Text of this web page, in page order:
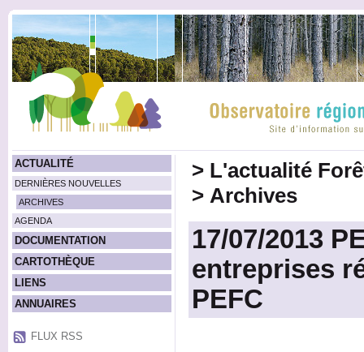
ACTUALITÉ
DERNIÈRES NOUVELLES
ARCHIVES
AGENDA
DOCUMENTATION
CARTOTHÈQUE
LIENS
ANNUAIRES
FLUX RSS
> L'actualité
> Archives
17/07/2013
entreprises
PEFC